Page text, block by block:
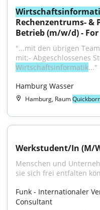
Rechenzentrums-
Betrieb (m/w/d) -
"...mit den übrigen
Wirtschaftsinformatik..."
Hamburg Wasser
Hamburg, Raum
Werkstudent/In (M/
Menschen und
sie sich frei entfalten
Funk - Internationaler
Consultant